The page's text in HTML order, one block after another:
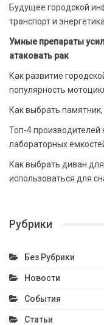
Будущее городской
транспорт и
Умные препараты
атаковать рак
Как развитие
популярность
Как выбрать
Топ-4 производителей
лабораторных
Как выбрать диван
использоваться для
Рубрики
Без Рубрики
Новости
События
Статьи